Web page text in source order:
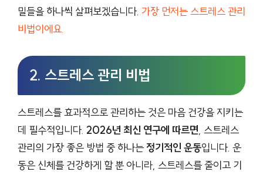
밀들을 하나씩 살펴보겠습니다. 가장 먼저는 스트레스 관리
비법이에요.
2. 스트레스 관리 비법
스트레스를 효과적으로 관리하는 것은 마음 건강을 지키는
데 필수적입니다. 2026년 최신 연구에 따르면, 스트레스
관리의 가장 좋은 방법 중 하나는 정기적인 운동입니다. 운
동은 신체를 건강하게 할 뿐 아니라, 스트레스를 줄이고 기